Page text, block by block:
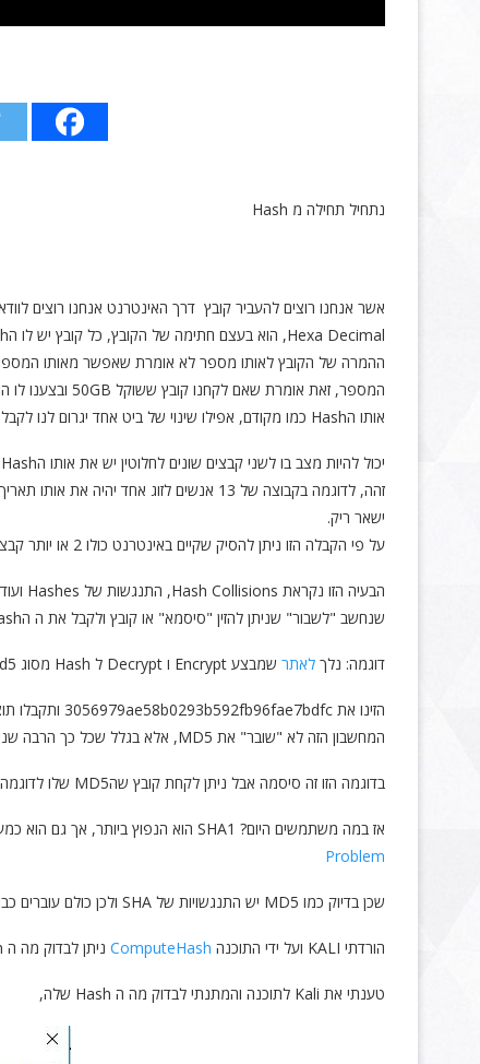
נתחיל תחילה מ Hash
Hexa Decimal, הוא בעצם חתימה של הקובץ, כל קובץ יש לו הHash שמייחד אותו, כך בעצם אנחנו יכולים לוודא שאכן הקובץ הזה שהעברנו דרך האינטרנט לא "התעסקו איתו".
ההמרה של הקובץ לאותו מספר לא אומרת שאפשר מאותו המספר
אותו הHash כמו מקודם, אפילו שינוי של ביט אחד יגרום לנו לקבל מספר אחר לגמרי.
ישאר ריק.
על פי הקבלה הזו ניתן להסיק שקיים באינטרנט כולו 2 או יותר קבצים עם אותו הHash.
שנחשב "לשבור" שניתן להזין "סיסמא" או קובץ ולקבל את ה הHash שלו והפוך,
דוגמה: נלך לאתר שמבצע Encrypt ו Decrypt ל Hash מסוג md5
הזינו את 3056979ae58b0293b592fb96fae7bdfc ותקבלו תוצאה, התוצאה היא שה Hash שבור וניתן לקבל ממנו דיי במהירות את ההיפוך לאותה הסיסמא
המחשבון הזה לא "שובר" את MD5, אלא בגלל שכל כך הרבה שנים השתמשו בו, כמעט לכל סיסמא יש את הHash שלה.
בדוגמה הזו זה סיסמה אבל ניתן לקחת קובץ שהMD5 שלו לדוגמה
אז במה משתמשים היום? SHA1 הוא הנפוץ ביותר, אך גם הוא כמעט שבור ולא בטיחותי כלל, אפילו גוגל הודיעו שיפסיקו לתמוך בו בתעודות אבטחה של אתרים, ומודיעים בפוסט הבא על
Problem
שכן בדיוק כמו MD5 יש התנגשויות של SHA ולכן כולם עוברים כבר עכשיו ל SHA2 ול SHA256, הרבה תוכנות מגיעות או מוצג באתר בדיוק לפני ההורדה הHash שלהן, דוגמה היא הבדיקה הבאה
הורדתי KALI ועל ידי התוכנה ComputeHash ניתן לבדוק מה ה Hash של הקובץ
טענתי את Kali לתוכנה והמתנתי לבדוק מה ה Hash שלה,